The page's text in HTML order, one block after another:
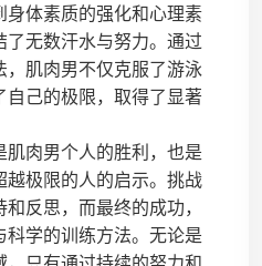
体素质的强化和心理素
无数汗水与努力。通过
肌肉男不仅克服了游泳
己的极限，取得了显著
肉男个人的胜利，也是
极限的人的启示。挑战
反思，而最终的成功，
学的训练方法。无论是